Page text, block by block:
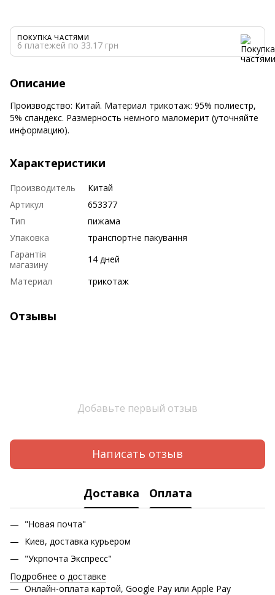
ПОКУПКА ЧАСТЯМИ
6 платежей по 33.17 грн
Описание
Производство: Китай. Материал трикотаж: 95% полиестр,
5% спандекс. Размерность немного маломерит (уточняйте
информацию).
Характеристики
Производитель
Китай
Артикул
653377
Тип
пижама
Упаковка
транспортне пакування
Гарантія
магазину
14 дней
Материал
трикотаж
Отзывы
Добавьте первый отзыв
Написать отзыв
Доставка Оплата
"Новая почта"
Киев, доставка курьером
"Укрпочта Экспресс"
Подробнее о доставке
Онлайн-оплата картой, Google Pay или Apple Pay